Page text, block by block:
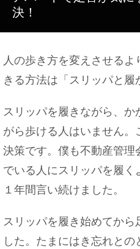
犬の具合が悪い
病院を転院する
介！
決！
人の歩き方を変えさせる
きる方法は「スリッパと履
スリッパを履きながら、
がら歩ける人はいません
決策です。僕も不動産管理
でいる人にスリッパを履
１年間言い続けました。
スリッパを履き始めてから
した。たまにはき忘れと